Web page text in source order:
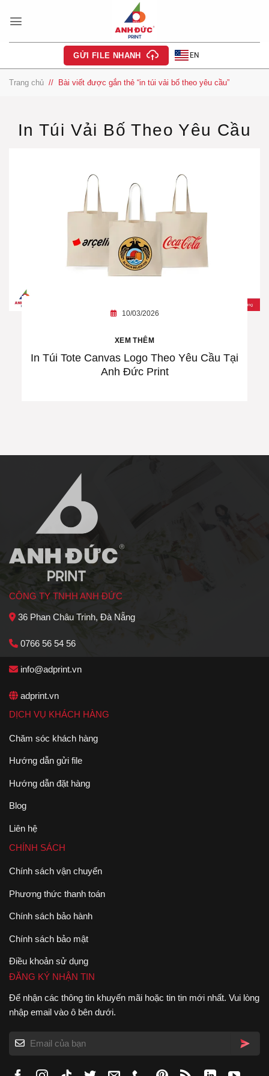
qua
GỬI FILE NHANH EN
Trang chủ / Bài viết được gắn thẻ “in túi vải bố theo yêu cầu”
In Túi Vải Bố Theo Yêu Cầu
In Túi Tote Canvas Logo Theo Yêu Cầu Tại
Anh Đức Print
10/03/2026
XEM THÊM
CÔNG TY TNHH ANH ĐỨC
36 Phan Châu Trinh, Đà Nẵng
0766 56 54 56
info@adprint.vn
adprint.vn
DỊCH VỤ KHÁCH HÀNG
Chăm sóc khách hàng
Hướng dẫn gửi file
Hướng dẫn đặt hàng
Blog
Liên hệ
CHÍNH SÁCH
Chính sách vận chuyển
Phương thức thanh toán
Chính sách bảo hành
Chính sách bảo mật
Điều khoản sử dụng
ĐĂNG KÝ NHẬN TIN
Để nhận các thông tin khuyến mãi hoặc tin tin mới nhất. Vui lòng
nhập email vào ô bên dưới.